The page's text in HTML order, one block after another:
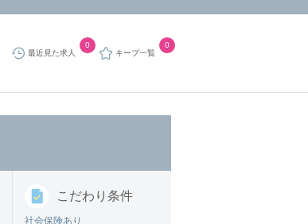
最近見た求人
0
キープ一覧
0
こだわり 条件
社会保険あり